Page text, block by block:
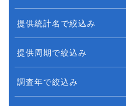
提供統計名で絞込み
提供周期で絞込み
調査年で絞込み